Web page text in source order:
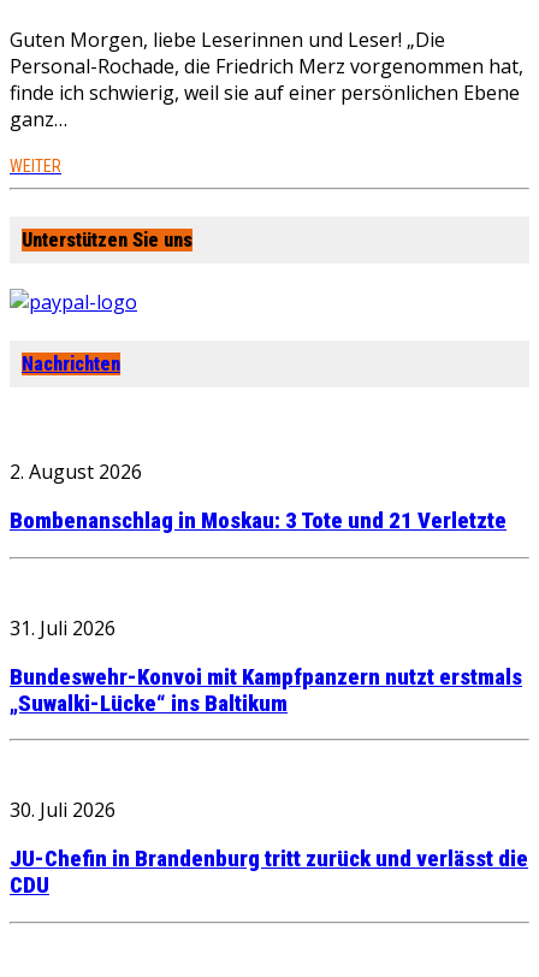
Guten Morgen, liebe Leserinnen und Leser! „Die
Personal-Rochade, die Friedrich Merz vorgenommen hat,
finde ich schwierig, weil sie auf einer persönlichen Ebene
ganz…
WEITER
Unterstützen Sie uns
Nachrichten
2. August 2026
Bombenanschlag in Moskau: 3 Tote und 21 Verletzte
31. Juli 2026
Bundeswehr-Konvoi mit Kampfpanzern nutzt erstmals
„Suwalki-Lücke“ ins Baltikum
30. Juli 2026
JU-Chefin in Brandenburg tritt zurück und verlässt die
CDU